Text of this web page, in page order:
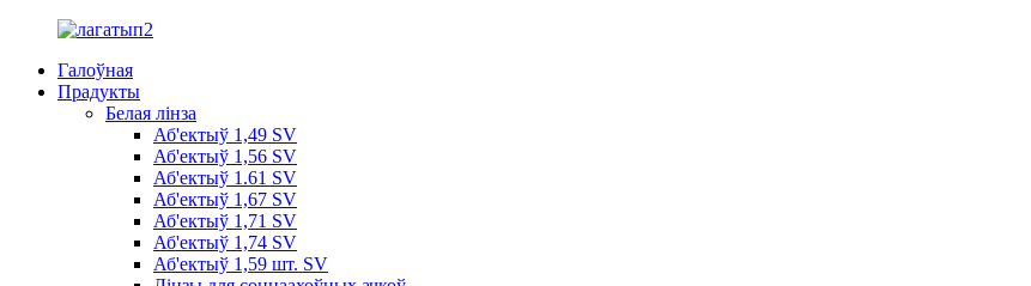
Галоўная
Прадукты
Белая лінза
Аб'ектыў 1,49 SV
Аб'ектыў 1,56 SV
Аб'ектыў 1.61 SV
Аб'ектыў 1,67 SV
Аб'ектыў 1,71 SV
Аб'ектыў 1,74 SV
Аб'ектыў 1,59 шт. SV